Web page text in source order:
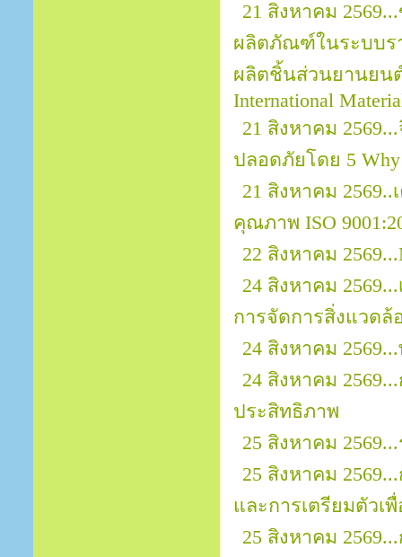
21 สิงหาคม
ผลิตภัณฑ์ในระบบร
ผลิตชิ้นส่วนยานยนต์
International
21 สิงหาคม
ปลอดภัยโดย 5 Why
21 สิงหาคม
คุณภาพ ISO
22 สิงหาคม
24 สิงหาคม
การจัดการสิ่งแวดล้
24 สิงหาคม
24 สิงหาคม
ประสิทธิภาพ
25 สิงหาคม
25 สิงหาคม
และการเตรียมตัวเ
25 สิงหาคม